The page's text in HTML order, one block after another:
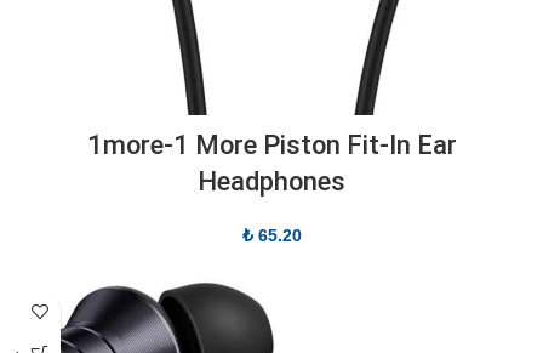
1more-1 More Piston Fit-In Ear
Headphones
₺65.20